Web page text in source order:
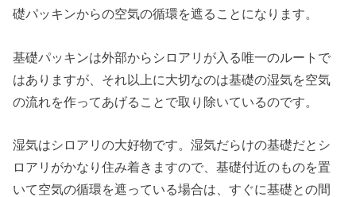
礎パッキンからの空気の循環を遮ることになります。
基礎パッキンは外部からシロアリが入る唯一のルートで
はありますが、それ以上に大切なのは基礎の湿気を空気
の流れを作ってあげることで取り除いているのです。
湿気はシロアリの大好物です。湿気だらけの基礎だとシ
ロアリがかなり住み着きますので、基礎付近のものを置
いて空気の循環を遮っている場合は、すぐに基礎との間